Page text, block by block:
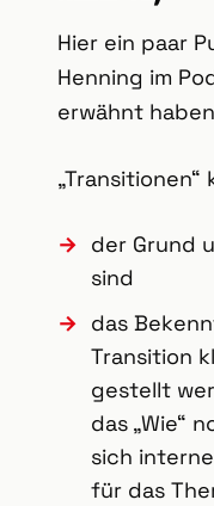
Hier ein paar
Henning im
erwähnt
der Grund
sind
das
Transition
gestellt
das „Wie“
sich
für das